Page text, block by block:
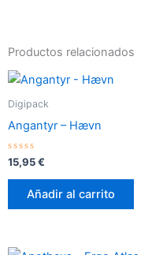
Productos relacionados
Digipack
Angantyr – Hævn
Valorado
con
0
15,95€
Añadir al carrito